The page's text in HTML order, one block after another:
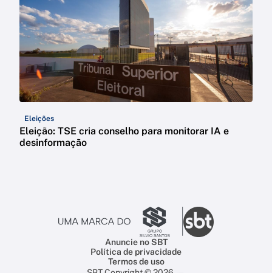
Eleições
Eleição: TSE cria conselho para monitorar IA e
desinformação
Anuncie no SBT
Política de privacidade
Termos de uso